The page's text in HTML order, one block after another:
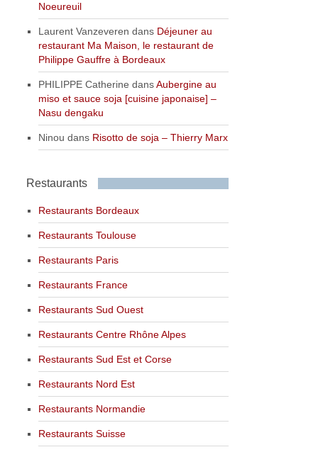
Noeureuil
Laurent Vanzeveren dans Déjeuner au
restaurant Ma Maison, le restaurant de
Philippe Gauffre à Bordeaux
PHILIPPE Catherine dansAubergine au
miso et sauce soja [cuisine japonaise] –
Nasu dengaku
Ninou dans Risotto de soja – Thierry Marx
Restaurants
Restaurants Bordeaux
Restaurants Toulouse
Restaurants Paris
Restaurants France
Restaurants Sud Ouest
Restaurants Centre Rhône Alpes
Restaurants Sud Est et Corse
Restaurants Nord Est
Restaurants Normandie
Restaurants Suisse